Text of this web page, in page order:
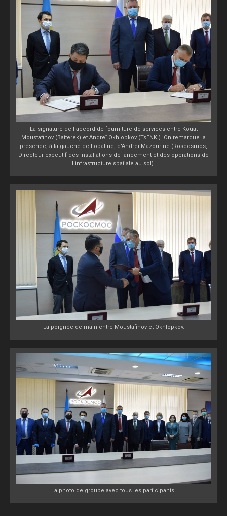
La signature de l'accord de fourniture de services entre Kouat
Moustafinov (Baiterek) et Andreï Okhlopkov (TsENKI). On remarque la
présence, à la gauche de Lopatine, d'Andreï Mazourine (Roscosmos,
Directeur exécutif des installations de lancement et des opérations de
l'infrastructure spatiale au sol).
La poignée de main entre Moustafinov et Okhlopkov.
La photo de groupe avec tous les participants.